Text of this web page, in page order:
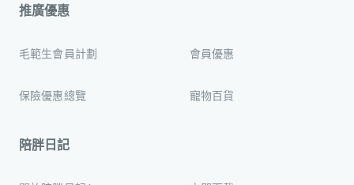
推廣優惠
毛範生會員計劃 會員優惠
保險優惠總覽 寵物百貨
陪胖日記